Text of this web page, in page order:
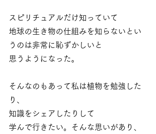
スピリチュアルだけ知っていて
地球の生き物の仕組みを知らないとい
うのは非常に恥ずかしいと
思うようになった。
そんなのもあって私は植物を勉強した
り、
知識をシェアしたりして
学んで行きたい。そんな思いがあり、